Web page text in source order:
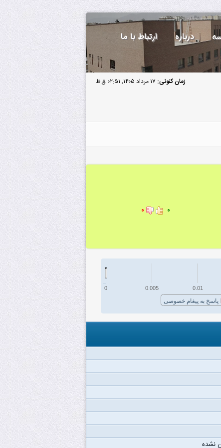
درباره ارتباط با ما
زمان کنونی: ۱۷ مرداد ۱۴۰۵, ۰۲:۵۱ ق.ظ
۰ ۰
پاسخ به پیغام خصوصی
0 0.005 0.01
نشده